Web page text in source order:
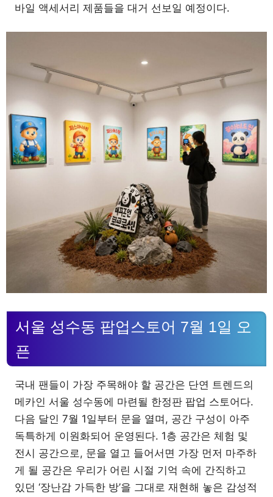
바일 액세서리 제품들을 대거 선보일 예정이다.
서울 성수동 팝업스토어 7월 1일 오
픈
국내 팬들이 가장 주목해야 할 공간은 단연 트렌드의
메카인 서울 성수동에 마련될 한정판 팝업 스토어다.
다음 달인 7월 1일부터 문을 열며, 공간 구성이 아주
독특하게 이원화되어 운영된다. 1층 공간은 체험 및
전시 공간으로, 문을 열고 들어서면 가장 먼저 마주하
게 될 공간은 우리가 어린 시절 기억 속에 간직하고
있던 ‘장난감 가득한 방’을 그대로 재현해 놓은 감성적